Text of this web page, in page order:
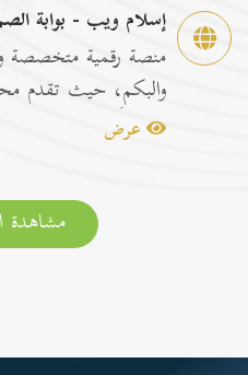
إسلام ويب - بوابة
منصة رقمية متخصصة
والبكم، حيث تقدم
مترجماً با...
عرض
مشاهدة